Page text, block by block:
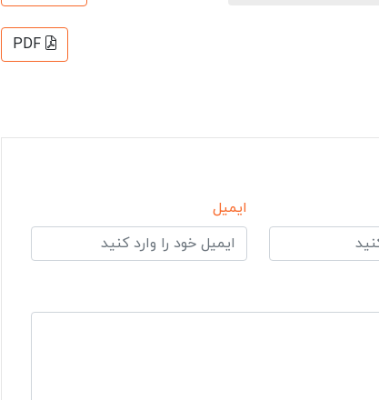
PDF
ایمیل